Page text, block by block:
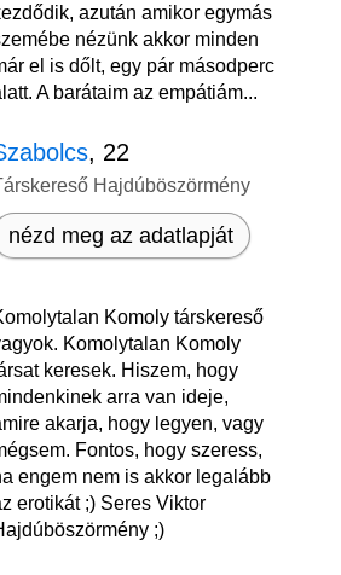
azután amikor egymás
nézünk akkor minden
el is dőlt, egy pár másodperc
A barátaim az empátiám...
, 22
Hajdúböszörmény
nézd meg az adatlapját
Komoly társkereső
Komolytalan Komoly
keresek. Hiszem, hogy
arra van ideje,
akarja, hogy legyen, vagy
Fontos, hogy szeress,
engem nem is akkor legalább
erotikát ;) Seres Viktor
;)